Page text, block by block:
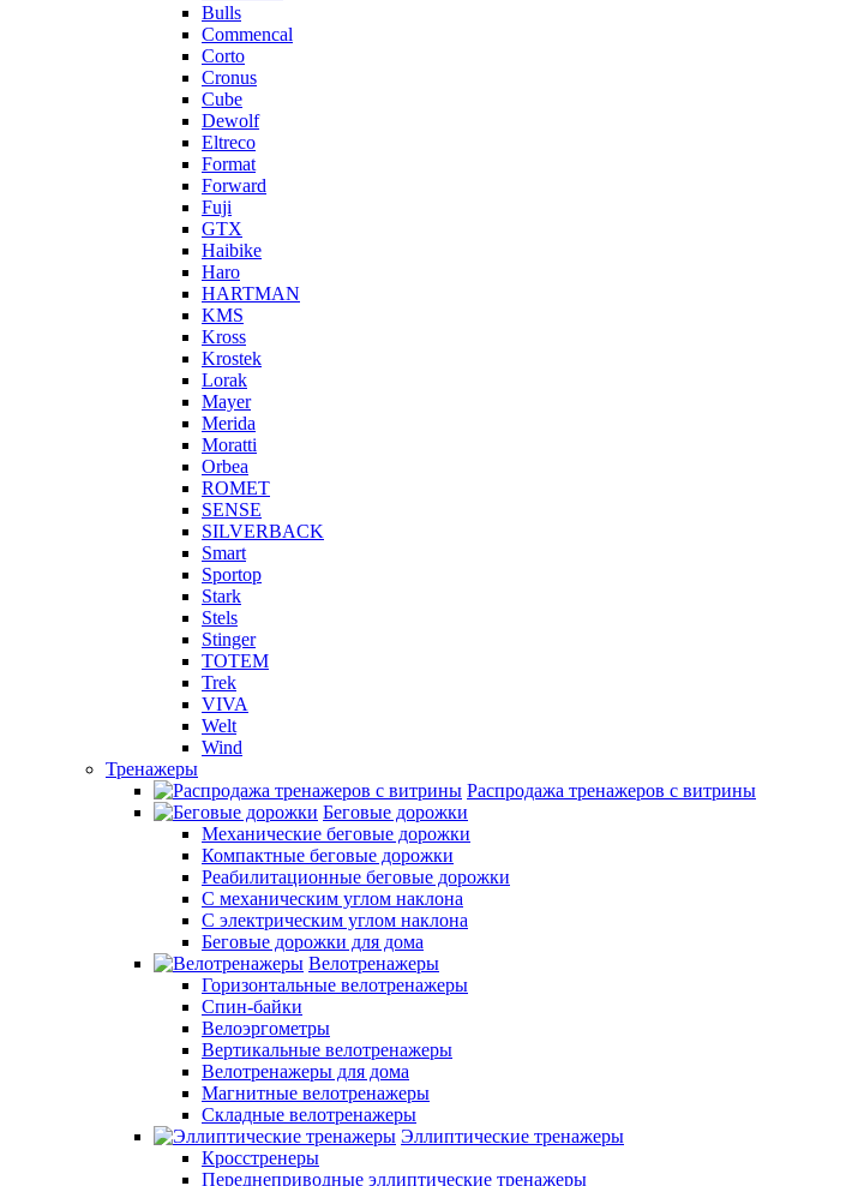
Bulls
Commencal
Corto
Cronus
Cube
Dewolf
Eltreco
Format
Forward
Fuji
GTX
Haibike
Haro
HARTMAN
KMS
Kross
Krostek
Lorak
Mayer
Merida
Moratti
Orbea
ROMET
SENSE
SILVERBACK
Smart
Sportop
Stark
Stels
Stinger
TOTEM
Trek
VIVA
Welt
Wind
Тренажеры
Распродажа тренажеров с витрины
Беговые дорожки
Механические беговые дорожки
Компактные беговые дорожки
Реабилитационные беговые дорожки
С механическим углом наклона
С электрическим углом наклона
Беговые дорожки для дома
Велотренажеры
Горизонтальные велотренажеры
Спин-байки
Велоэргометры
Вертикальные велотренажеры
Велотренажеры для дома
Магнитные велотренажеры
Складные велотренажеры
Эллиптические тренажеры
Кросстренеры
Переднеприводные эллиптические тренажеры